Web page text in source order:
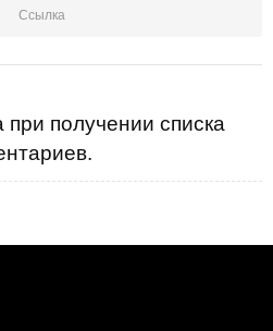
мразь
третью мировую войну!
карателя земли Русской!
Ссылка
получении списка